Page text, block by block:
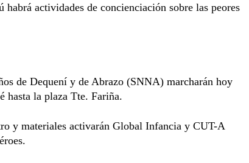
habrá actividades de concienciación sobre las peores
de Dequení y de Abrazo (SNNA) marcharán hoy
hasta la plaza Tte. Fariña.
y materiales activarán Global Infancia y CUT-A